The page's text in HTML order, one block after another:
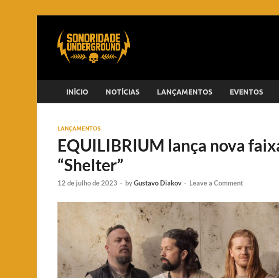
INÍCIO NOTÍCIAS LANÇAMENTOS EVENTOS
LANÇAMENTOS
EQUILIBRIUM lança nova
“Shelter”
12 de julho de 2023 - byGustavo Diakov - Leave a Comment